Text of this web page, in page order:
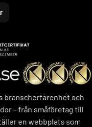
branscherfarenhet och
– från småföretag till
en webbplats som